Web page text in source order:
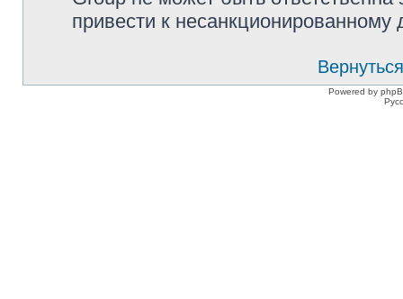
привести к несанкционированному
Powered by